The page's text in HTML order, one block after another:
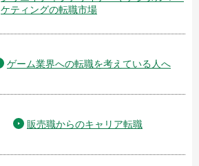
ケティングの転職市場
ゲーム業界への転職を考えている人へ
販売職からのキャリア転職